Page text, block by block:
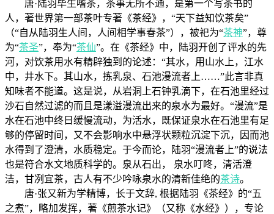
唐·陆羽毕生嗜茶，茶事无所不通，是第一个写茶书的
人，著世界第一部茶叶专著《茶经》，“天下益知饮茶矣”
（“自从陆羽生人间，人间相学事春茶”），被祀为“茶神”，尊
为“茶圣”，奉为“茶仙”。在《茶经》中，陆羽开创了评水的先
河，对饮茶用水有精辟独到的论述：“其水，用山水上，江水
中，井水下。其山水，拣乳泉、石池漫流者上……”此言非真
知味者不能道。这是说，从岩洞上石钟乳滴下，在石池里经过
沙石自然过滤的而且是漾溢漫流出来的泉水为最好。“漫流”是
水在石池中终日缓慢流动，为活水，既保证泉水在石池里有足
够的停留时间，又不会影响水中悬浮状颗粒沉淀下沉，因而池
水得到了澄清，水质稳定。于今而论，陆羽“漫流者上”的说法
也是符合水文地质科学的。泉从石出， 泉水叮咚，清活澄
洁，甘冽宜茶，古人有不少吟咏泉水的清新佳绝的茶诗。
唐·张又新为学精博，长于文辞, 根据陆羽《茶经》的“五
之煮”，略加发挥，著《煎茶水记》（又称《水经》），专论